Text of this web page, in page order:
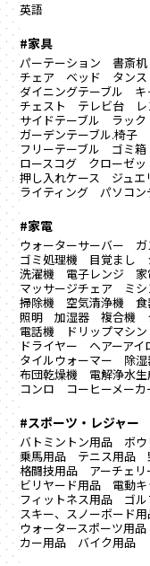
英語
#家具
パーテーション 書斎机
チェア
ベッド タンス
ダイニングテーブル
キ
チェスト
テレビ台
サイドテーブル
ラック
ガーデンテーブル.椅子
フリーテーブル
ゴミ箱
ロースコグ
クローゼッ
押し入れケース
ジュエ
ライティング
パソコン
#家電
ウォーターサーバー
ゴミ処理機
目覚まし
洗濯機
電子レンジ
マッサージチェア
ミ
掃除機
空気清浄機
照明
加湿器 複合機
電話機
ドリップマシン
ドライヤー
ヘアーアイ
タイルウォーマー
除
布団乾燥機
電解浄水
コンロ
コーヒーメーカ
#スポーツ・レジャー
バトミントン用品 ボ
乗馬用品
テニス用品
格闘技用品
アーチェ
ビリヤード用品
電動
フィットネス用品
ゴ
スキー、スノーボード
ウォータースポーツ用品
カー用品
バイク用品